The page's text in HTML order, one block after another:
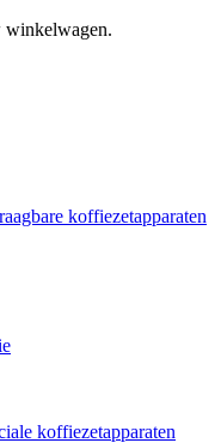
winkelwagen.
koffiezetapparaten
koffiezetapparaten